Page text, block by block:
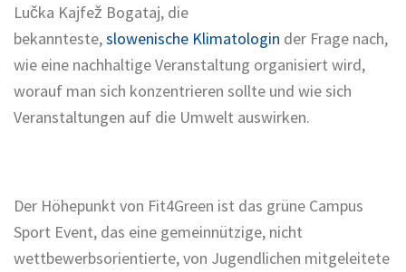
Lučka Kajfež Bogataj, die
bekannteste,slowenische Klimatologin der Frage nach,
wie eine nachhaltige Veranstaltung organisiert wird,
worauf man sich konzentrieren sollte und wie sich
Veranstaltungen auf die Umwelt auswirken.
Der Höhepunkt von Fit4Green ist das grüne Campus
Sport Event, das eine gemeinnützige, nicht
wettbewerbsorientierte, von Jugendlichen mitgeleitete